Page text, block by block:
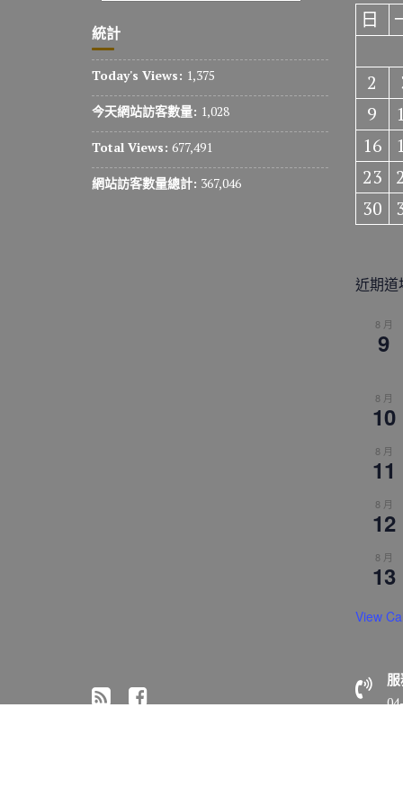
統計
Today's Views: 1,375
今天網站訪客數量: 1,028
Total Views: 677,491
網站訪客數量總計: 367,046
日
2
9
16
23
30
近期道
8 月
9
8 月
10
8 月
11
8 月
12
8 月
13
View